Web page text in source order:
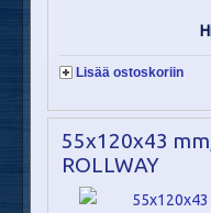
Lisää ostoskoriin
55x120x43
ROLLWAY